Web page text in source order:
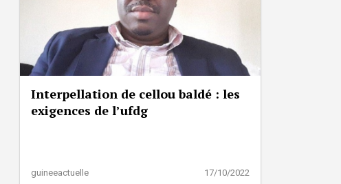
Interpellation de cellou baldé : les
exigences de l’ufdg
guineeactuelle 17/10/2022